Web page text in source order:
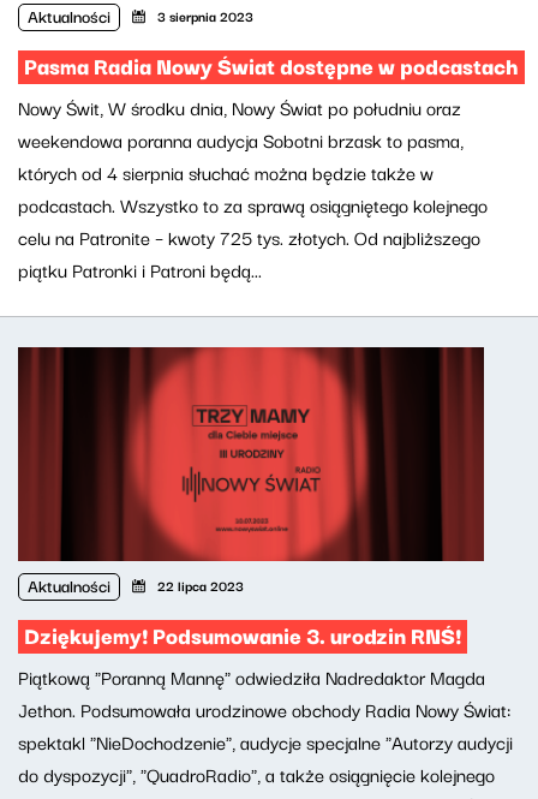
Aktualności 3 sierpnia 2023
Pasma Radia Nowy Świat dostępne w podcastach
Nowy Świt, W środku dnia, Nowy Świat po południu oraz
weekendowa poranna audycja Sobotni brzask to pasma,
których od 4 sierpnia słuchać można będzie także w
podcastach. Wszystko to za sprawą osiągniętego kolejnego
celu na Patronite – kwoty 725 tys. złotych. Od najbliższego
piątku Patronki i Patroni będą...
Aktualności 22 lipca 2023
Dziękujemy! Podsumowanie 3. urodzin RNŚ!
Piątkową "Poranną Mannę" odwiedziła Nadredaktor Magda
Jethon. Podsumowała urodzinowe obchody Radia Nowy Świat:
spektakl "NieDochodzenie", audycje specjalne "Autorzy audycji
do dyspozycji", "QuadroRadio", a także osiągnięcie kolejnego